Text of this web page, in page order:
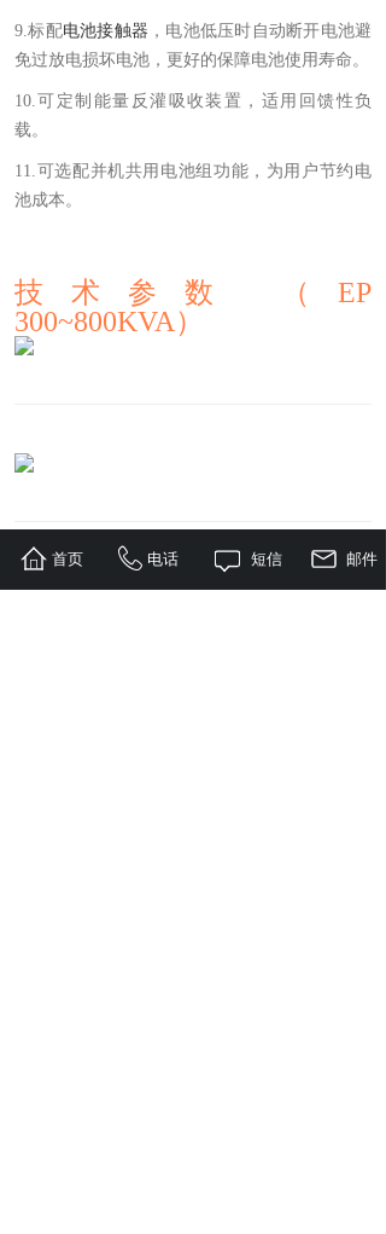
9.标配电池接触器 ，电池低压时自动断开电池避
免过放电损坏电池，更好的保障电池使用寿命。
10.可定制能量反灌吸收装置，适用回馈性负
载。
11.可选配并机共用电池组功能，为用户节约电
池成本。
技术参数
（EP
300~800KVA）
首页 电话 短信 邮件